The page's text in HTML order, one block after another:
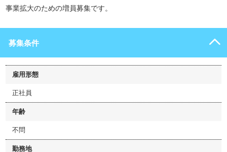
事業拡大のための増員募集です。
募集条件
雇用形態
正社員
年齢
不問
勤務地